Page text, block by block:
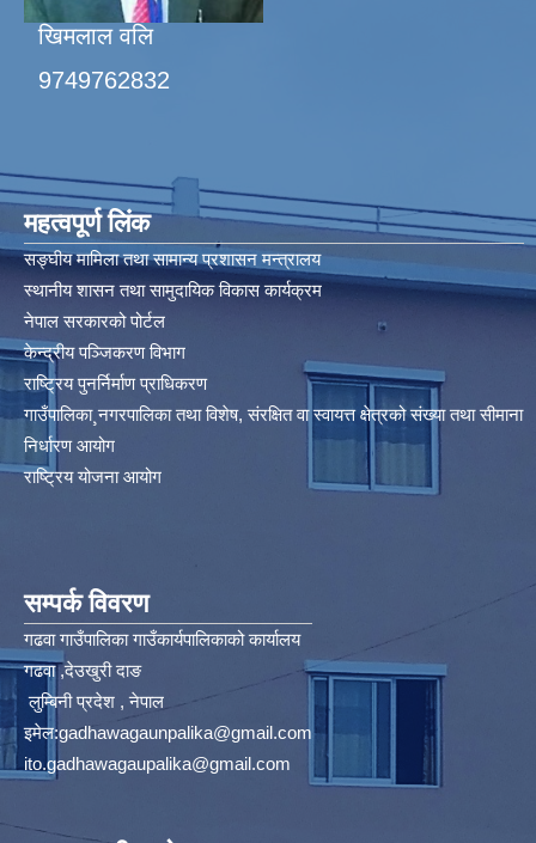
खिमलाल वलि
9749762832
महत्वपूर्ण लिंक
सङ्घीय मामिला तथा सामान्य प्रशासन मन्त्रालय
स्थानीय शासन तथा सामुदायिक विकास कार्यक्रम
नेपाल सरकारको पोर्टल
केन्द्रीय पञ्जिकरण विभाग
राष्ट्रिय पुनर्निर्माण प्राधिकरण
गाउँपालिका¸नगरपालिका तथा विशेष, संरक्षित वा स्वायत्त क्षेत्रको संख्या तथा सीमाना
निर्धारण आयोग​
राष्ट्रिय योजना आयोग
सम्पर्क विवरण
गढवा गाउँपालिका गाउँकार्यपालिकाको कार्यालय
गढवा ,देउखुरी दाङ
लुम्बिनी प्रदेश , नेपाल
इमेल:gadhawagaunpalika@gmail.com
ito.gadhawagaupalika@gmail.com